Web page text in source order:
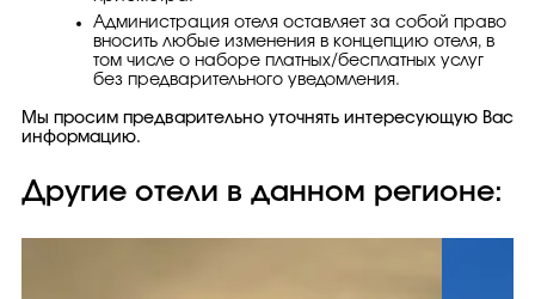
Администрация отеля оставляет за собой право
вносить любые изменения в концепцию отеля, в
том числе о наборе платных/бесплатных услуг
без предварительного уведомления.
Мы просим предварительно уточнять интересующую Вас
информацию.
Другие отели в данном регионе: